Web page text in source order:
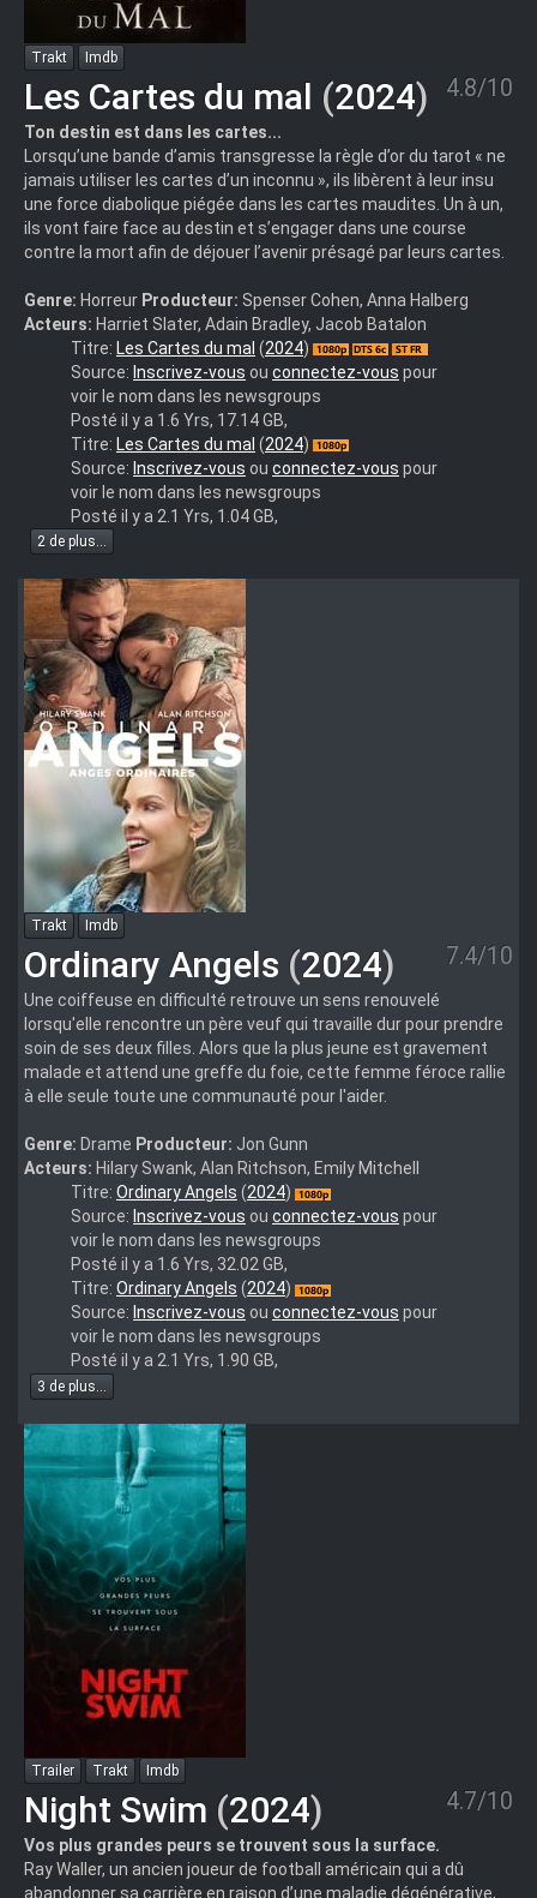
Trakt Imdb
Les Cartes du mal (2024) 4.8/10
Ton destin est dans les cartes...
Lorsqu’une bande d’amis transgresse la règle d’or du tarot « ne
jamais utiliser les cartes d’un inconnu », ils libèrent à leur insu
une force diabolique piégée dans les cartes maudites. Un à un,
ils vont faire face au destin et s’engager dans une course
contre la mort afin de déjouer l’avenir présagé par leurs cartes.
Genre: Horreur Producteur: Spenser Cohen, Anna Halberg
Acteurs: Harriet Slater, Adain Bradley, Jacob Batalon
tarot.2024.1080p.bluray.x264-
pignus
Titre: Les Cartes du mal (2024)
Source: Inscrivez-vous ou connectez-vous pour
voir le nom dans les newsgroups
Posté il y a 1.6 Yrs, 17.14 GB,
Tarot.2024.1080p.WEBRip.DDP.5.1.H.265-
Titre: Les Cartes du mal (2024)
Source: Inscrivez-vous ou connectez-vous pour
voir le nom dans les newsgroups
Posté il y a 2.1 Yrs, 1.04 GB,
2 de plus...
Trakt Imdb
Ordinary Angels (2024) 7.4/10
Une coiffeuse en difficulté retrouve un sens renouvelé
lorsqu'elle rencontre un père veuf qui travaille dur pour prendre
soin de ses deux filles. Alors que la plus jeune est gravement
malade et attend une greffe du foie, cette femme féroce rallie
à elle seule toute une communauté pour l'aider.
Genre: Drame Producteur: Jon Gunn
Acteurs: Hilary Swank, Alan Ritchson, Emily Mitchell
ordinary.angels.2024.1080p.bluray.x264-
pignus
Titre: Ordinary Angels (2024)
Source: Inscrivez-vous ou connectez-vous pour
voir le nom dans les newsgroups
Posté il y a 1.6 Yrs, 32.02 GB,
Ordinary.Angels.2024.1080p.BluRay.DDP.5.1.H.265-
Titre: Ordinary Angels (2024)
Source: Inscrivez-vous ou connectez-vous pour
voir le nom dans les newsgroups
Posté il y a 2.1 Yrs, 1.90 GB,
3 de plus...
Trailer Trakt Imdb
Night Swim (2024) 4.7/10
Vos plus grandes peurs se trouvent sous la surface.
Ray Waller, un ancien joueur de football américain qui a dû
abandonner sa carrière en raison d’une maladie dégénérative,